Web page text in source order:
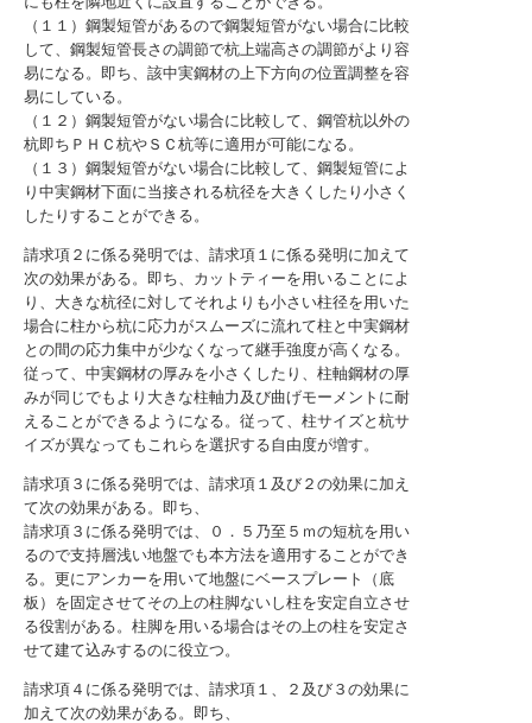
（１１）鋼製短管があるので鋼製短管がない場合に比較
して、鋼製短管長さの調節で杭上端高さの調節がより容
易になる。即ち、該中実鋼材の上下方向の位置調整を容
易にしている。
（１２）鋼製短管がない場合に比較して、鋼管杭以外の
杭即ちＰＨＣ杭やＳＣ杭等に適用が可能になる。
（１３）鋼製短管がない場合に比較して、鋼製短管によ
り中実鋼材下面に当接される杭径を大きくしたり小さく
したりすることができる。
請求項２に係る発明では、請求項１に係る発明に加えて
次の効果がある。即ち、カットティーを用いることによ
り、大きな杭径に対してそれよりも小さい柱径を用いた
場合に柱から杭に応力がスムーズに流れて柱と中実鋼材
との間の応力集中が少なくなって継手強度が高くなる。
従って、中実鋼材の厚みを小さくしたり、柱軸鋼材の厚
みが同じでもより大きな柱軸力及び曲げモーメントに耐
えることができるようになる。従って、柱サイズと杭サ
イズが異なってもこれらを選択する自由度が増す。
請求項３に係る発明では、請求項１及び２の効果に加え
て次の効果がある。即ち、
請求項３に係る発明では、０．５乃至５ｍの短杭を用い
るので支持層浅い地盤でも本方法を適用することができ
る。更にアンカーを用いて地盤にベースプレート（底
板）を固定させてその上の柱脚ないし柱を安定自立させ
る役割がある。柱脚を用いる場合はその上の柱を安定さ
せて建て込みするのに役立つ。
請求項４に係る発明では、請求項１、２及び３の効果に
加えて次の効果がある。即ち、